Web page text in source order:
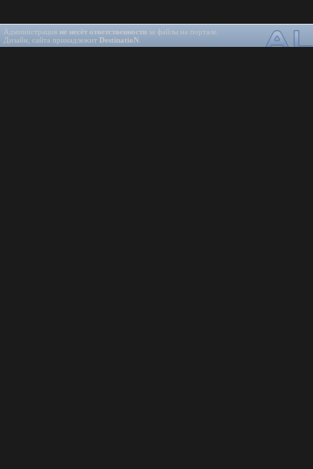
Администрация не несёт ответственности за файлы на портале.
Дизайн, сайта принадлежит DestinatioN